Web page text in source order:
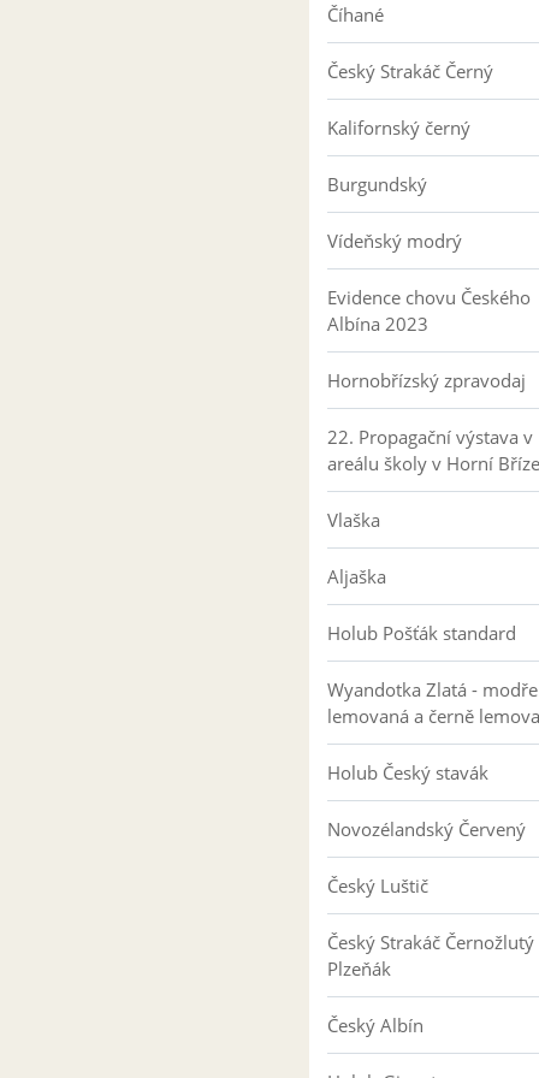
Číhané
Český Strakáč Černý
Kalifornský černý
Burgundský
Vídeňský modrý
Evidence chovu Českého
Albína 2023
Hornobřízský zpravodaj
22. Propagační výstava v
areálu školy v Horní Bříze
Vlaška
Aljaška
Holub Pošťák standard
Wyandotka Zlatá - modře
lemovaná a černě
Holub Český stavák
Novozélandský Červený
Český Luštič
Český Strakáč Černožlutý
Plzeňák
Český Albín